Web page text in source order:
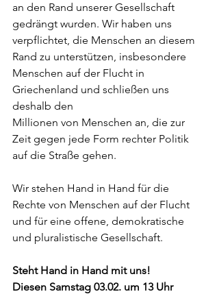
an den Rand unserer Gesellschaft
gedrängt wurden. Wir haben uns
verpflichtet, die Menschen an diesem
Rand zu unterstützen, insbesondere
Menschen auf der Flucht in
Griechenland und schließen uns
deshalb den
Millionen von Menschen an, die zur
Zeit gegen jede Form rechter Politik
auf die Straße gehen.
Wir stehen Hand in Hand für die
Rechte von Menschen auf der Flucht
und für eine offene, demokratische
und pluralistische Gesellschaft.
Steht Hand in Hand mit uns!
Diesen Samstag 03.02. um 13 Uhr